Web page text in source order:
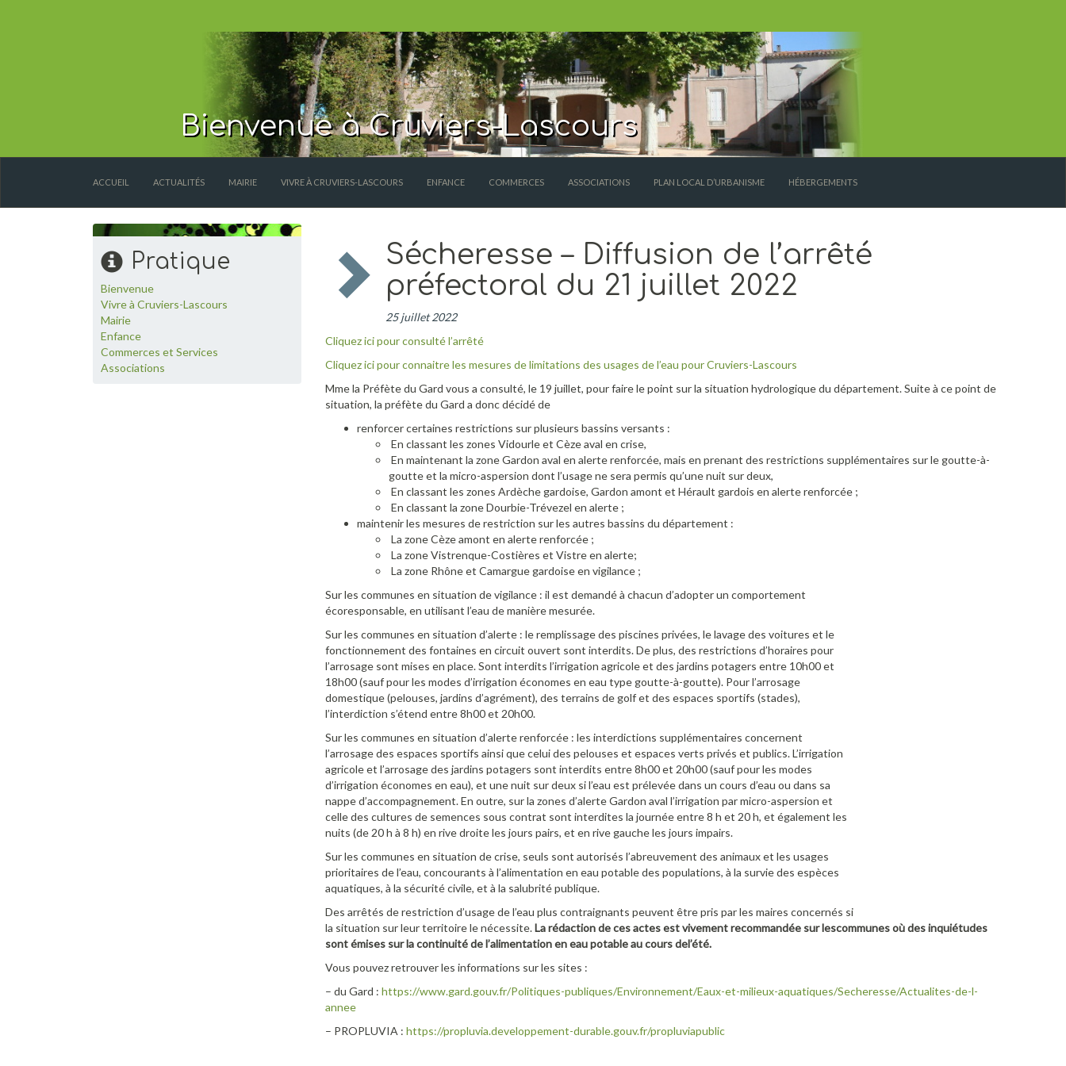
Bienvenue à Cruviers-Lascours
ACCUEIL ACTUALITÉS MAIRIE VIVRE À CRUVIERS-LASCOURS ENFANCE COMMERCES ASSOCIATIONS PLAN LOCAL D’URBANISME HÉBERGEMENTS
Sécheresse – Diffusion de l’arrêté
préfectoral du 21 juillet 2022
25 juillet 2022
Cliquez ici pour consulté l’arrêté
Cliquez ici pour connaitre les mesures de limitations des usages de l’eau pour Cruviers-Lascours
Mme la Préfète du Gard vous a consulté, le 19 juillet, pour faire le point sur la situation hydrologique du département. Suite à ce point de
situation, la préfète du Gard a donc décidé de
renforcer certaines restrictions sur plusieurs bassins versants :
En classant les zones Vidourle et Cèze aval en crise,
En maintenant la zone Gardon aval en alerte renforcée, mais en prenant des restrictions supplémentaires sur le goutte-à-
goutte et la micro-aspersion dont l’usage ne sera permis qu’une nuit sur deux,
En classant les zones Ardèche gardoise, Gardon amont et Hérault gardois en alerte renforcée ;
En classant la zone Dourbie-Trévezel en alerte ;
maintenir les mesures de restriction sur les autres bassins du département :
La zone Cèze amont en alerte renforcée ;
La zone Vistrenque-Costières et Vistre en alerte;
La zone Rhône et Camargue gardoise en vigilance ;
Sur les communes en situation de vigilance : il est demandé à chacun d’adopter un comportement
écoresponsable, en utilisant l’eau de manière mesurée.
Sur les communes en situation d’alerte : le remplissage des piscines privées, le lavage des voitures et le
fonctionnement des fontaines en circuit ouvert sont interdits. De plus, des restrictions d’horaires pour
l’arrosage sont mises en place. Sont interdits l’irrigation agricole et des jardins potagers entre 10h00 et
18h00 (sauf pour les modes d’irrigation économes en eau type goutte-à-goutte). Pour l’arrosage
domestique (pelouses, jardins d’agrément), des terrains de golf et des espaces sportifs (stades),
l’interdiction s’étend entre 8h00 et 20h00.
Sur les communes en situation d’alerte renforcée : les interdictions supplémentaires concernent
l’arrosage des espaces sportifs ainsi que celui des pelouses et espaces verts privés et publics. L’irrigation
agricole et l’arrosage des jardins potagers sont interdits entre 8h00 et 20h00 (sauf pour les modes
d’irrigation économes en eau), et une nuit sur deux si l’eau est prélevée dans un cours d’eau ou dans sa
nappe d’accompagnement. En outre, sur la zones d’alerte Gardon aval l’irrigation par micro-aspersion et
celle des cultures de semences sous contrat sont interdites la journée entre 8 h et 20 h, et également les
nuits (de 20 h à 8 h) en rive droite les jours pairs, et en rive gauche les jours impairs.
Sur les communes en situation de crise, seuls sont autorisés l’abreuvement des animaux et les usages
prioritaires de l’eau, concourants à l’alimentation en eau potable des populations, à la survie des espèces
aquatiques, à la sécurité civile, et à la salubrité publique.
Des arrêtés de restriction d’usage de l’eau plus contraignants peuvent être pris par les maires concernés si
la situation sur leur territoire le nécessite.La rédaction de ces actes est vivement recommandée sur lescommunes où des inquiétudes
sont émises sur la continuité de l’alimentation en eau potable au cours del’été.
Vous pouvez retrouver les informations sur les sites :
– du Gard : https://www.gard.gouv.fr/Politiques-publiques/Environnement/Eaux-et-milieux-aquatiques/Secheresse/Actualites-de-l-
annee
– PROPLUVIA : https://propluvia.developpement-durable.gouv.fr/propluviapublic
Pratique
Bienvenue
Vivre à Cruviers-Lascours
Mairie
Enfance
Commerces et Services
Associations